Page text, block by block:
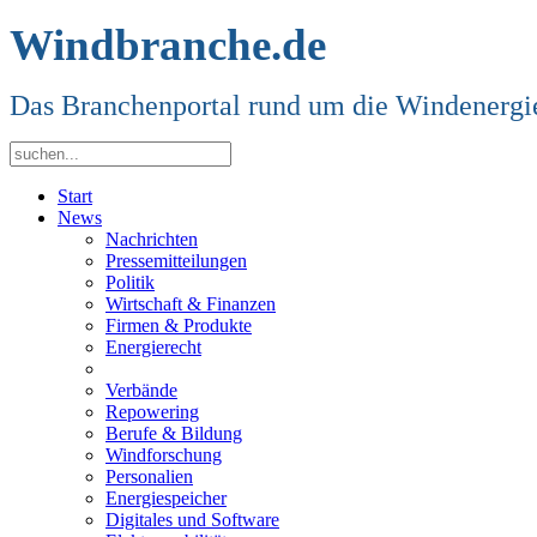
Windbranche.de
Das Branchenportal rund um die
Start
News
Nachrichten
Pressemitteilungen
Politik
Wirtschaft & Finanzen
Firmen & Produkte
Energierecht
Verbände
Repowering
Berufe & Bildung
Windforschung
Personalien
Energiespeicher
Digitales und Software